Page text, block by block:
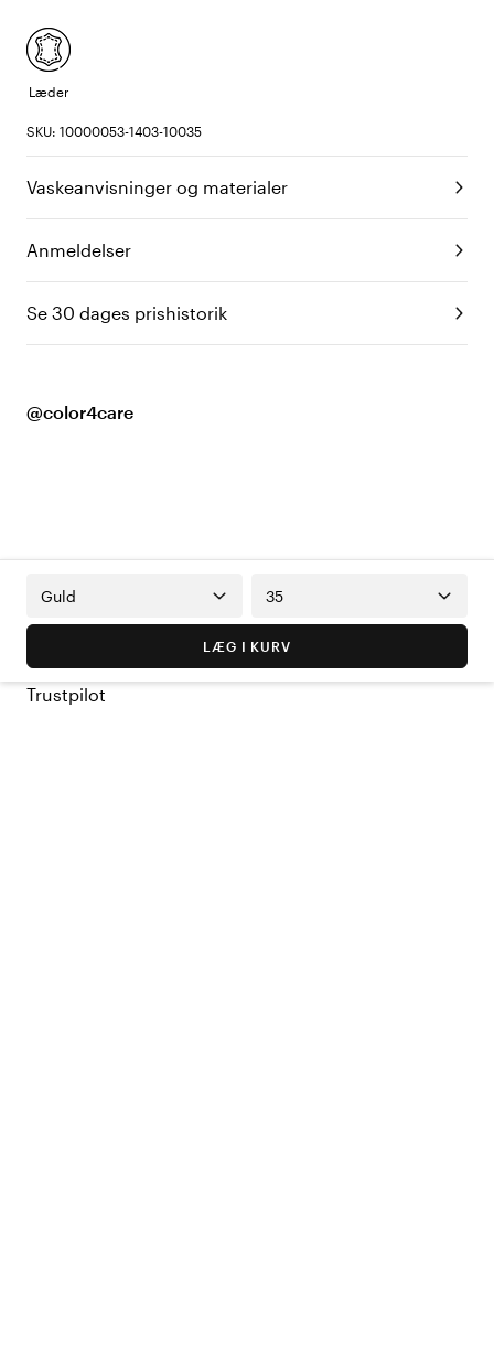
Læder
SKU: 10000053-1403-10035
Vaskeanvisninger og materialer
Anmeldelser
Se 30 dages prishistorik
@color4care
Guld 35
LÆG I KURV
Trustpilot